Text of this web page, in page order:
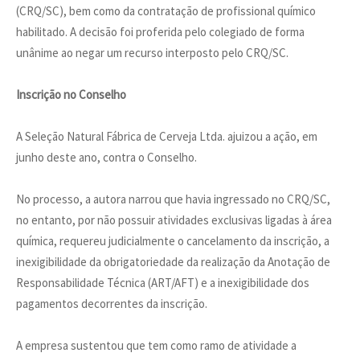
(CRQ/SC), bem como da contratação de profissional químico
habilitado. A decisão foi proferida pelo colegiado de forma
unânime ao negar um recurso interposto pelo CRQ/SC.
Inscrição no Conselho
A Seleção Natural Fábrica de Cerveja Ltda. ajuizou a ação, em
junho deste ano, contra o Conselho.
No processo, a autora narrou que havia ingressado no CRQ/SC,
no entanto, por não possuir atividades exclusivas ligadas à área
química, requereu judicialmente o cancelamento da inscrição, a
inexigibilidade da obrigatoriedade da realização da Anotação de
Responsabilidade Técnica (ART/AFT) e a inexigibilidade dos
pagamentos decorrentes da inscrição.
A empresa sustentou que tem como ramo de atividade a